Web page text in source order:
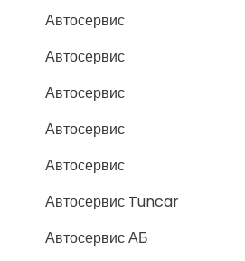
Автосервис
Автосервис
Автосервис
Автосервис
Автосервис
Автосервис Tuncar
Автосервис АБ